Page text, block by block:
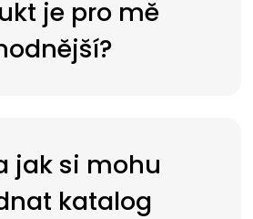
je pro mě
jak si mohu
katalog